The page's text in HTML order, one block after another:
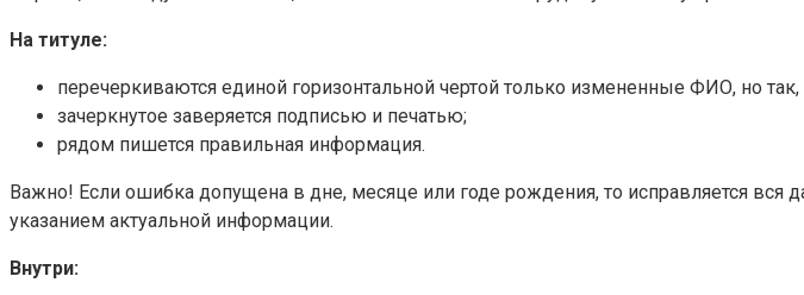
На титуле:
перечеркиваются единой горизонтальной чертой только измененные ФИО, но
зачеркнутое заверяется подписью и печатью;
рядом пишется правильная информация.
Важно! Если ошибка допущена в дне, месяце или годе рождения, то исправляется вся
указанием актуальной информации.
Внутри: